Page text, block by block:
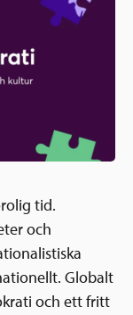
tid.
och
Globalt
och ett fritt